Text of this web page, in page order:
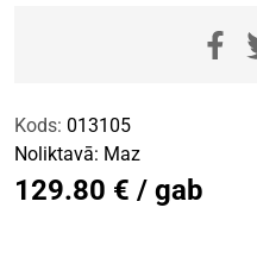
Kods: 013105
Noliktavā: Maz
129.80 € / gab